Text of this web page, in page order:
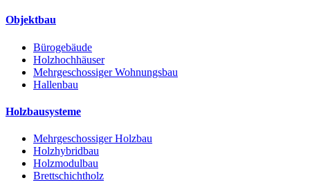
Objektbau
Bürogebäude
Holzhochhäuser
Mehrgeschossiger Wohnungsbau
Hallenbau
Holzbausysteme
Mehrgeschossiger Holzbau
Holzhybridbau
Holzmodulbau
Brettschichtholz